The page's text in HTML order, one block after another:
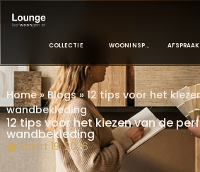
Home»Blogs»12 tips voor het
wandbekleding
12 tips voor het kiezen van de
wandbekleding
maart 19, 2026